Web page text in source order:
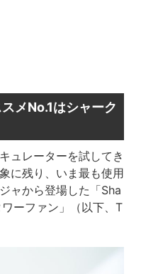
メNo.1はシャーク
ュレーターを試してき
に残り、いま最も使用
ャから登場した「Sha
ーファン」（以下、T